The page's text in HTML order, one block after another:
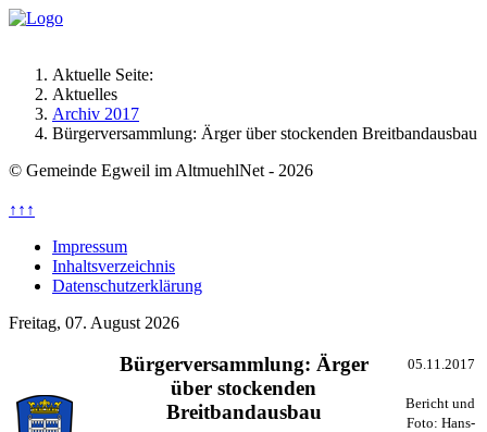
Aktuelle Seite:
Aktuelles
Archiv 2017
Bürgerversammlung: Ärger über stockenden Breitbandausbau
© Gemeinde Egweil im AltmuehlNet - 2026
↑↑↑
Impressum
Inhaltsverzeichnis
Datenschutzerklärung
Freitag, 07. August 2026
Bürgerversammlung: Ärger
über stockenden
Breitbandausbau
05.11.2017
Bericht und
Foto: Hans-